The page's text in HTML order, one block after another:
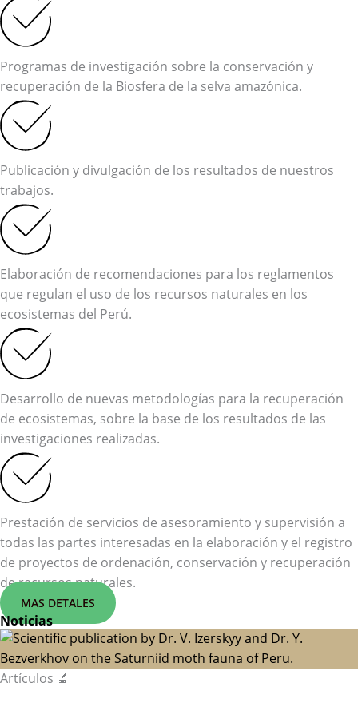
Programas de investigación sobre la conservación y
recuperación de la Biosfera de la selva amazónica.
Publicación y divulgación de los resultados de nuestros
trabajos.
Elaboración de recomendaciones para los reglamentos
que regulan el uso de los recursos naturales en los
ecosistemas del Perú.
Desarrollo de nuevas metodologías para la recuperación
de ecosistemas, sobre la base de los resultados de las
investigaciones realizadas.
Prestación de servicios de asesoramiento y supervisión a
todas las partes interesadas en la elaboración y el registro
de proyectos de ordenación, conservación y recuperación
de recursos naturales.
MAS DETALES
Noticias
Artículos 🔬